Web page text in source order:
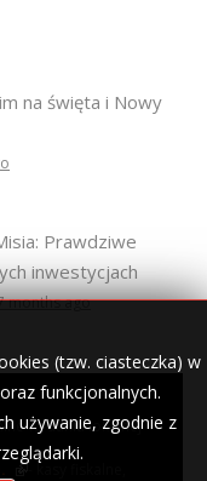
na święta i Nowy
Prawdziwe
inwestycjach
months ago
(tzw. ciasteczka) w
funkcjonalnych.
używanie, zgodnie z
wydania lokalnej
- kasy fiskalne,